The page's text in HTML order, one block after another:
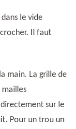
dans le vide
Il faut
main. La grille de
sur le
Pour un trou un